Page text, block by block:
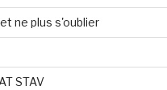
ne plus s'oublier
STAV